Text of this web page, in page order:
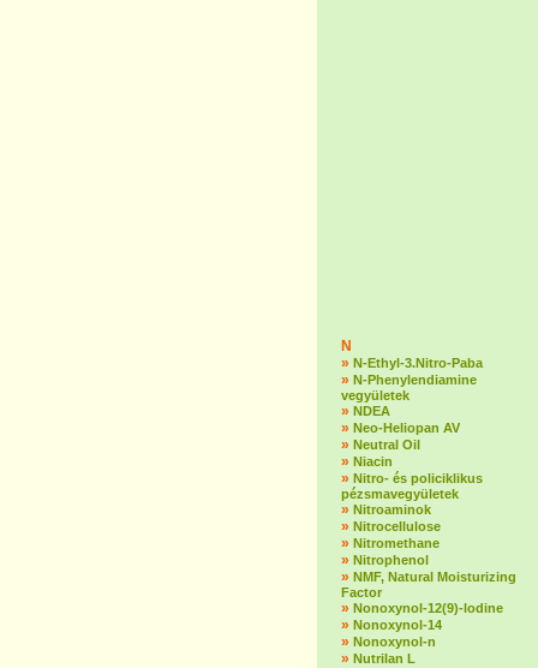
N
» N-Ethyl-3.Nitro-Paba
» N-Phenylendiamine
vegyületek
» NDEA
» Neo-Heliopan AV
» Neutral Oil
» Niacin
» Nitro- és policiklikus
pézsmavegyületek
» Nitroaminok
» Nitrocellulose
» Nitromethane
» Nitrophenol
» NMF, Natural Moisturizing
Factor
» Nonoxynol-12(9)-lodine
» Nonoxynol-14
» Nonoxynol-n
» Nutrilan L